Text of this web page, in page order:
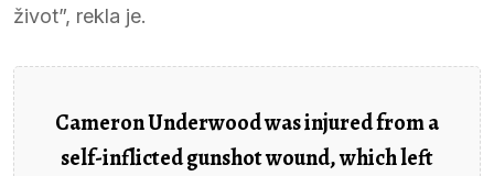
život”, rekla je.
Cameron Underwood was injured from a
self-inflicted gunshot wound, which left